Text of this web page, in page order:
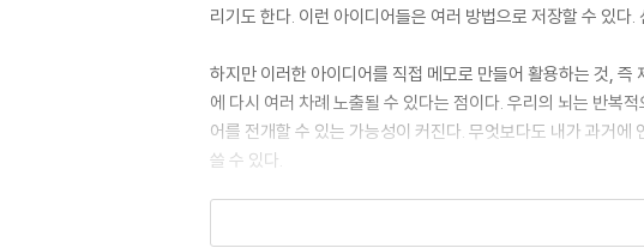
리기도 한다. 이런 아이디어들은 여러 방법으로 저장할 수 있
하지만 이러한 아이디어를 직접 메모로 만들어 활용하는 것,
에 다시 여러 차례 노출될 수 있다는 점이다. 우리의 뇌는 반복
어를 전개할 수 있는 가능성이 커진다. 무엇보다도 내가 과거
쓸 수 있다.